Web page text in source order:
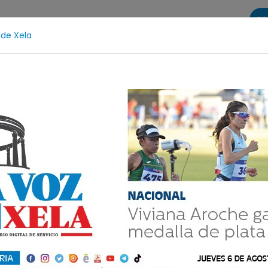
Xela
La Voz de Xela Sports Contáctanos LA VOZ 25
Estafa Protección Infantil
al cierre contable
que coloquen NIT a las facturas de compra